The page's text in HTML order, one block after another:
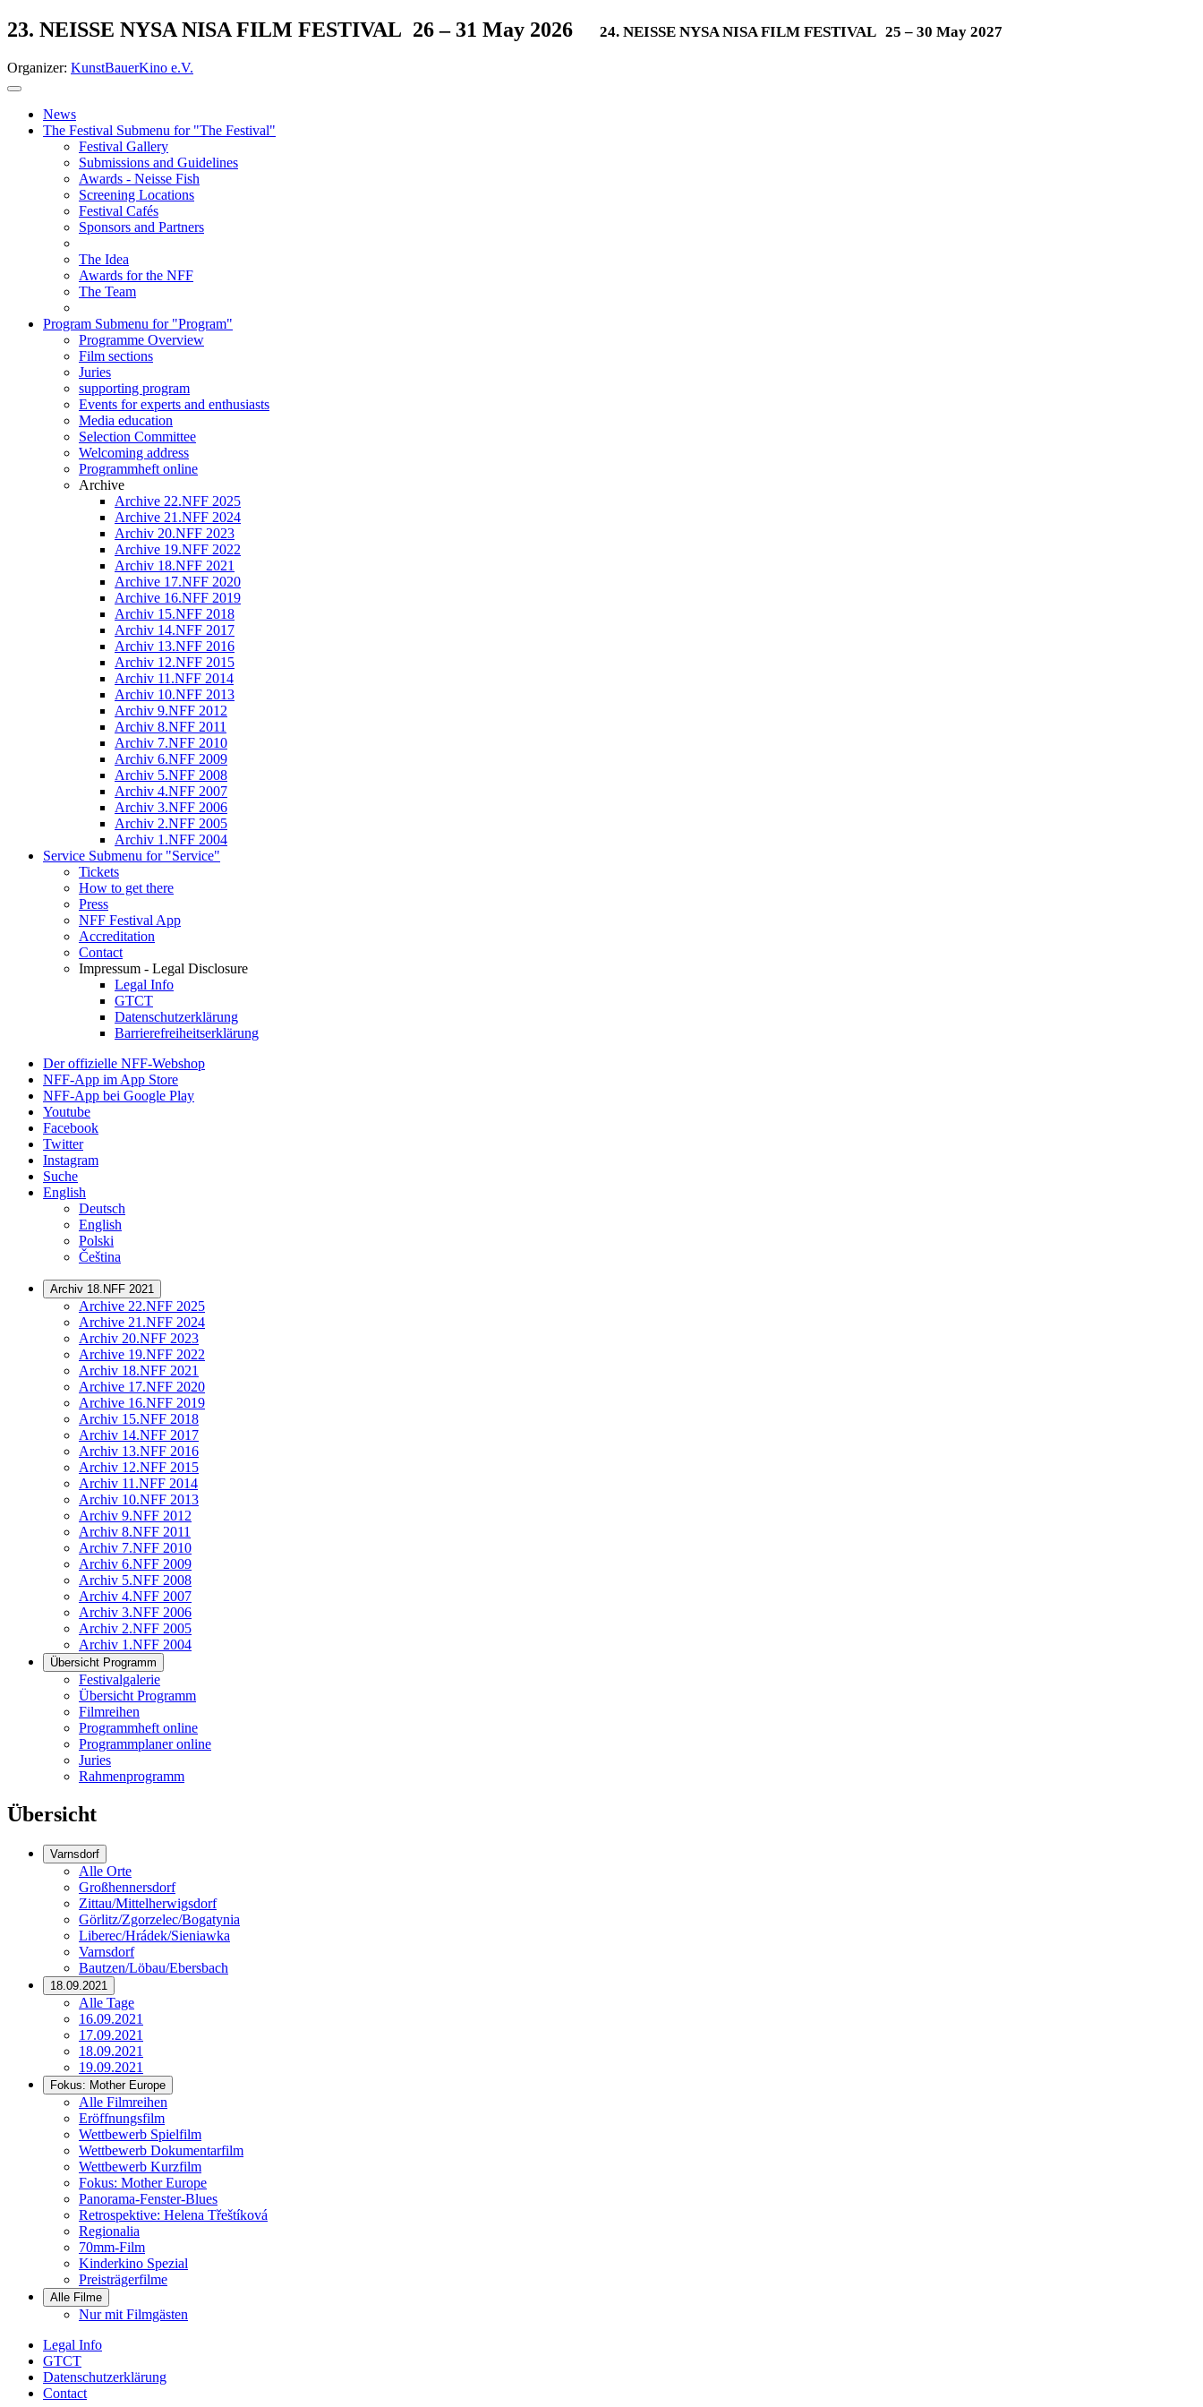
23. NEISSE NYSA NISA FILM FESTIVAL 26 – 31 May 2026 24. NEISSE NYSA NISA FILM FESTIVAL 25 – 30 May 2027
Organizer: KunstBauerKino e.V.
News
The Festival Submenu for "The Festival"
Festival Gallery
Submissions and Guidelines
Awards - Neisse Fish
Screening Locations
Festival Cafés
Sponsors and Partners
The Idea
Awards for the NFF
The Team
Program Submenu for "Program"
Programme Overview
Film sections
Juries
supporting program
Events for experts and enthusiasts
Media education
Selection Committee
Welcoming address
Programmheft online
Archive
Archive 22.NFF 2025
Archive 21.NFF 2024
Archiv 20.NFF 2023
Archive 19.NFF 2022
Archiv 18.NFF 2021
Archive 17.NFF 2020
Archive 16.NFF 2019
Archiv 15.NFF 2018
Archiv 14.NFF 2017
Archiv 13.NFF 2016
Archiv 12.NFF 2015
Archiv 11.NFF 2014
Archiv 10.NFF 2013
Archiv 9.NFF 2012
Archiv 8.NFF 2011
Archiv 7.NFF 2010
Archiv 6.NFF 2009
Archiv 5.NFF 2008
Archiv 4.NFF 2007
Archiv 3.NFF 2006
Archiv 2.NFF 2005
Archiv 1.NFF 2004
Service Submenu for "Service"
Tickets
How to get there
Press
NFF Festival App
Accreditation
Contact
Impressum - Legal Disclosure
Legal Info
GTCT
Datenschutzerklärung
Barrierefreiheitserklärung
Der offizielle NFF-Webshop
NFF-App im App Store
NFF-App bei Google Play
Youtube
Facebook
Twitter
Instagram
Suche
English
Deutsch
English
Polski
Čeština
Archiv 18.NFF 2021
Archive 22.NFF 2025
Archive 21.NFF 2024
Archiv 20.NFF 2023
Archive 19.NFF 2022
Archiv 18.NFF 2021
Archive 17.NFF 2020
Archive 16.NFF 2019
Archiv 15.NFF 2018
Archiv 14.NFF 2017
Archiv 13.NFF 2016
Archiv 12.NFF 2015
Archiv 11.NFF 2014
Archiv 10.NFF 2013
Archiv 9.NFF 2012
Archiv 8.NFF 2011
Archiv 7.NFF 2010
Archiv 6.NFF 2009
Archiv 5.NFF 2008
Archiv 4.NFF 2007
Archiv 3.NFF 2006
Archiv 2.NFF 2005
Archiv 1.NFF 2004
Übersicht Programm
Festivalgalerie
Übersicht Programm
Filmreihen
Programmheft online
Programmplaner online
Juries
Rahmenprogramm
Übersicht
Varnsdorf
Alle Orte
Großhennersdorf
Zittau/Mittelherwigsdorf
Görlitz/Zgorzelec/Bogatynia
Liberec/Hrádek/Sieniawka
Varnsdorf
Bautzen/Löbau/Ebersbach
18.09.2021
Alle Tage
16.09.2021
17.09.2021
18.09.2021
19.09.2021
Fokus: Mother Europe
Alle Filmreihen
Eröffnungsfilm
Wettbewerb Spielfilm
Wettbewerb Dokumentarfilm
Wettbewerb Kurzfilm
Fokus: Mother Europe
Panorama-Fenster-Blues
Retrospektive: Helena Třeštíková
Regionalia
70mm-Film
Kinderkino Spezial
Preisträgerfilme
Alle Filme
Nur mit Filmgästen
Legal Info
GTCT
Datenschutzerklärung
Contact